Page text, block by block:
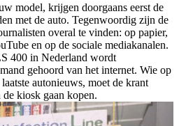
model, krijgen doorgaans eerst de
met de auto. Tegenwoordig zijn de
overal te vinden: op papier,
en op de sociale mediakanalen.
400 in Nederland wordt
gehoord van het internet. Wie op
autonieuws, moet de krant
kiosk gaan kopen.